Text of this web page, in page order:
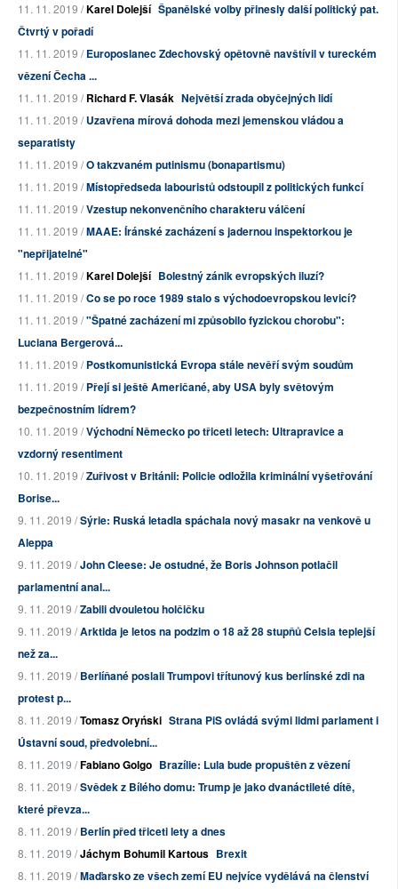
11. 11. 2019 /Karel Dolejší Španělské volby přinesly další politický pat.
Čtvrtý v pořadí
11. 11. 2019 /Europoslanec Zdechovský opětovně navštívil v tureckém
vězení Čecha ...
11. 11. 2019 /Richard F. Vlasák Největší zrada obyčejných lidí
11. 11. 2019 /Uzavřena mírová dohoda mezi jemenskou vládou a
separatisty
11. 11. 2019 /O takzvaném putinismu (bonapartismu)
11. 11. 2019 /Místopředseda labouristů odstoupil z politických funkcí
11. 11. 2019 /Vzestup nekonvenčního charakteru válčení
11. 11. 2019 /MAAE: Íránské zacházení s jadernou inspektorkou je
"nepřijatelné"
11. 11. 2019 /Karel Dolejší Bolestný zánik evropských iluzí?
11. 11. 2019 /Co se po roce 1989 stalo s východoevropskou levicí?
11. 11. 2019 /"Špatné zacházení mi způsobilo fyzickou chorobu":
Luciana Bergerová...
11. 11. 2019 /Postkomunistická Evropa stále nevěří svým soudům
11. 11. 2019 /Přejí si ještě Američané, aby USA byly světovým
bezpečnostním lídrem?
10. 11. 2019 /Východní Německo po třiceti letech: Ultrapravice a
vzdorný resentiment
10. 11. 2019 /Zuřivost v Británii: Policie odložila kriminální vyšetřování
Borise...
9. 11. 2019 /Sýrie: Ruská letadla spáchala nový masakr na venkově u
Aleppa
9. 11. 2019 /John Cleese: Je ostudné, že Boris Johnson potlačil
parlamentní anal...
9. 11. 2019 /Zabili dvouletou holčičku
9. 11. 2019 /Arktida je letos na podzim o 18 až 28 stupňů Celsia teplejší
než za...
9. 11. 2019 /Berlíňané poslali Trumpovi třítunový kus berlínské zdi na
protest p...
8. 11. 2019 /Tomasz Oryński Strana PiS ovládá svými lidmi parlament i
Ústavní soud, předvolební...
8. 11. 2019 /Fabiano Golgo Brazílie: Lula bude propuštěn z vězení
8. 11. 2019 /Svědek z Bílého domu: Trump je jako dvanáctileté dítě,
které převza...
8. 11. 2019 /Berlín před třiceti lety a dnes
8. 11. 2019 /Jáchym Bohumil Kartous Brexit
8. 11. 2019 /Maďarsko ze všech zemí EU nejvíce vydělává na členství